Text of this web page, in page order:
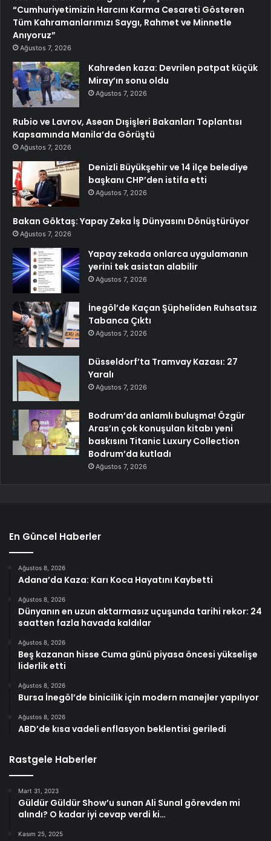
“Cumhuriyetimizin Harcını Karma Cesareti Gösteren
Tüm Kahramanlarımızı Saygı, Rahmet ve Minnetle
Anıyoruz”
Ağustos 7, 2026
Kahreden kaza: Devrilen patpat küçük
Miray’ın sonu oldu
Ağustos 7, 2026
Rubio ve Lavrov, Asean Dışişleri Bakanları Toplantısı
Kapsamında Manila’da Görüştü
Ağustos 7, 2026
Denizli Büyükşehir ve 14 ilçe belediye
başkanı CHP’den istifa etti
Ağustos 7, 2026
Bakan Göktaş: Yapay Zeka İş Dünyasını Dönüştürüyor
Ağustos 7, 2026
Yapay zekada onlarca uygulamanın
yerini tek asistan alabilir
Ağustos 7, 2026
İnegöl’de Kaçan Şüpheliden Ruhsatsız
Tabanca Çıktı
Ağustos 7, 2026
Düsseldorf’ta Tramvay Kazası: 27
Yaralı
Ağustos 7, 2026
Bodrum’da anlamlı buluşma! Özgür
Aras’ın çok konuşulan kitabı yeni
baskısını Titanic Luxury Collection
Bodrum’da kutladı
Ağustos 7, 2026
En Güncel Haberler
Ağustos 8, 2026
Adana’da Kaza: Karı Koca Hayatını Kaybetti
Ağustos 8, 2026
Dünyanın en uzun aktarmasız uçuşunda tarihi rekor: 24
saatten fazla havada kaldılar
Ağustos 8, 2026
Beş kazanan hisse Cuma günü piyasa öncesi yükselişe
liderlik etti
Ağustos 8, 2026
Bursa İnegöl’de binicilik için modern manejler yapılıyor
Ağustos 8, 2026
ABD’de kısa vadeli enflasyon beklentisi geriledi
Rastgele Haberler
Mart 31, 2023
Güldür Güldür Show’u sunan Ali Sunal görevden mi
alındı? O kadar iyi cevap verdi ki…
Kasım 25, 2025